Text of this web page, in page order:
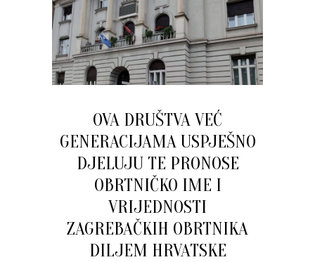
OVA DRUŠTVA VEĆ
GENERACIJAMA USPJEŠNO
DJELUJU TE PRONOSE
OBRTNIČKO IME I
VRIJEDNOSTI
ZAGREBAČKIH OBRTNIKA
DILJEM HRVATSKE